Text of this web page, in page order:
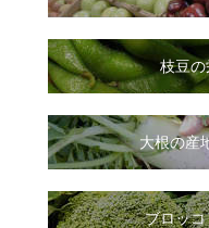
枝豆
大根の産
ブロッ